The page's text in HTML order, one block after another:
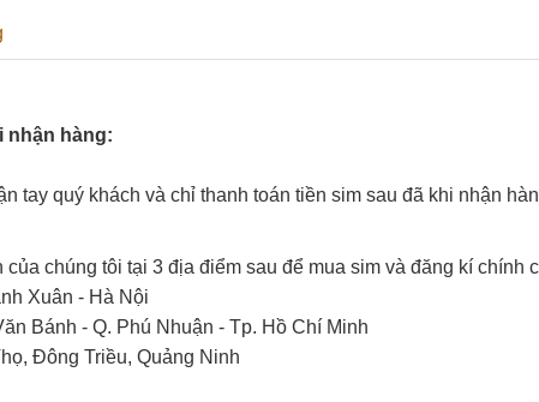
nhận hàng:
tay quý khách và chỉ thanh toán tiền sim sau đã khi nhận
chúng tôi tại 3 địa điểm sau để mua sim và đăng kí chính
Xuân - Hà Nội
Bánh - Q. Phú Nhuận - Tp. Hồ Chí Minh
Đông Triều, Quảng Ninh